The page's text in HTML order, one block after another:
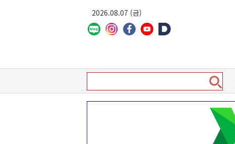
2026.08.07 (금)